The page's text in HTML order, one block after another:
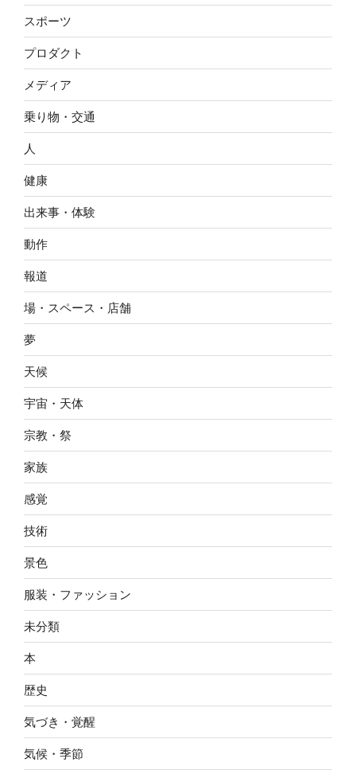
スポーツ
プロダクト
メディア
乗り物・交通
人
健康
出来事・体験
動作
報道
場・スペース・店舗
夢
天候
宇宙・天体
宗教・祭
家族
感覚
技術
景色
服装・ファッション
未分類
本
歴史
気づき・覚醒
気候・季節